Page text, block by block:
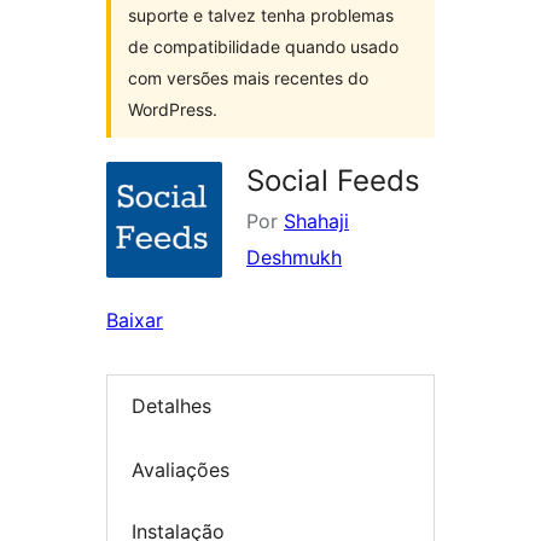
suporte e talvez tenha problemas
de compatibilidade quando usado
com versões mais recentes do
WordPress.
Social Feeds
Por Shahaji
Deshmukh
Baixar
Detalhes
Avaliações
Instalação